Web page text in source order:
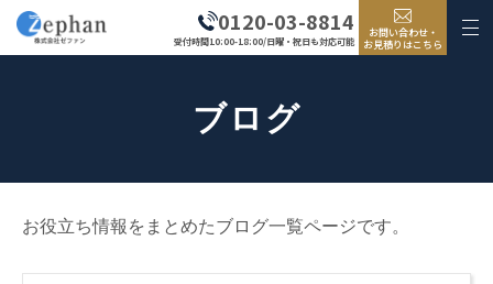
0120-03-8814
受付時間10:00-18:00/日曜・祝日も対応可能
お問い合わせ・
お見積りはこちら
ブログ
お役立ち情報をまとめたブログ一覧ページです。